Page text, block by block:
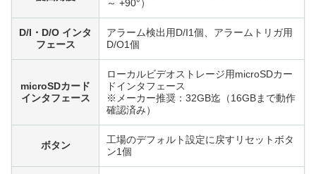
～ +90°）
D/I・D/O インタ
フェース
アラーム検出用D/I1個、アラームトリガ用
D/O1個
microSDカード
インタフェース
ローカルビデオストレージ用microSDカー
ドインタフェース
※メーカー推奨：32GB迄（16GBまで動作
確認済み）
ボタン
工場のデフォルト設定に戻すリセットボタ
ン1個